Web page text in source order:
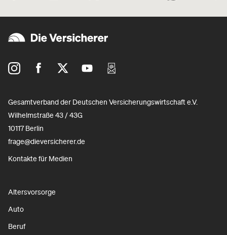
Gesamtverband der Deutschen Versicherungswirtschaft e.V.
Wilhelmstraße 43 / 43G
10117 Berlin
frage@dieversicherer.de
Kontakte für Medien
Altersvorsorge
Auto
Beruf